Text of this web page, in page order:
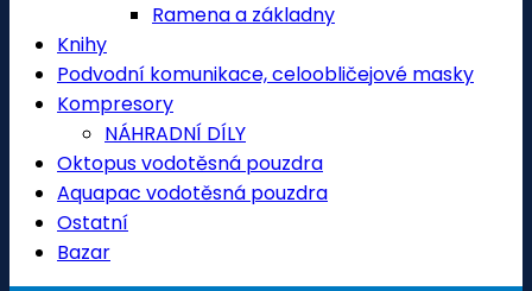
Ramena a základny
Knihy
Podvodní komunikace, celoobličejové masky
Kompresory
NÁHRADNÍ DÍLY
Oktopus vodotěsná pouzdra
Aquapac vodotěsná pouzdra
Ostatní
Bazar